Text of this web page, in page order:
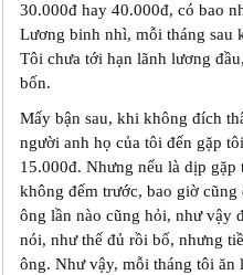
30.000đ hay 40.000đ, có bao
Lương binh nhì, mỗi tháng sau
Tôi chưa tới hạn lãnh lương
bốn.
Mấy bận sau, khi không đích
người anh họ của tôi đến gặp
15.000đ. Nhưng nếu là dịp
không đếm trước, bao giờ
ông lần nào cũng hỏi, như vậy
nói, như thế đủ rồi bố, nhưng
ông. Như vậy, mỗi tháng tôi